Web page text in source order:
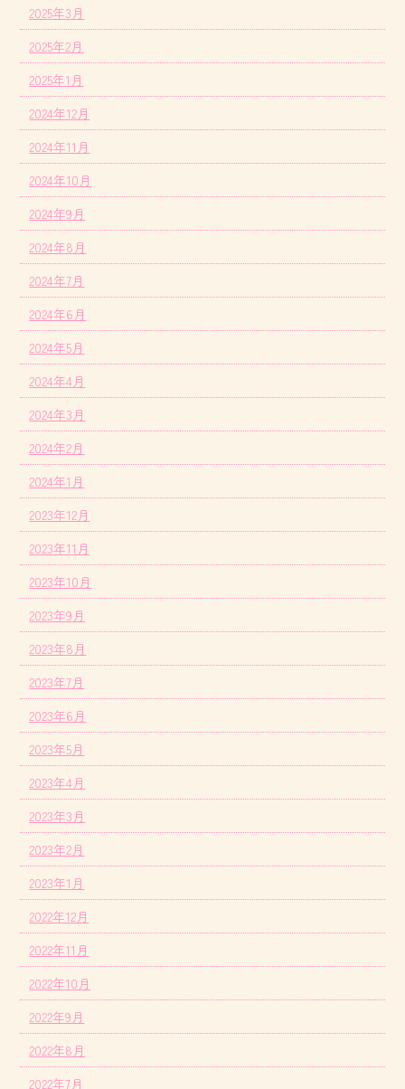
2025年3月
2025年2月
2025年1月
2024年12月
2024年11月
2024年10月
2024年9月
2024年8月
2024年7月
2024年6月
2024年5月
2024年4月
2024年3月
2024年2月
2024年1月
2023年12月
2023年11月
2023年10月
2023年9月
2023年8月
2023年7月
2023年6月
2023年5月
2023年4月
2023年3月
2023年2月
2023年1月
2022年12月
2022年11月
2022年10月
2022年9月
2022年8月
2022年7月